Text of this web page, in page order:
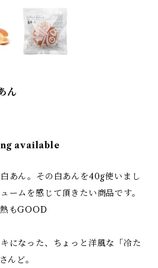
ん
available
あん。その白あんを40g使いまし
ームを感じて頂きたい商品です。
もGOOD
になった、ちょっと洋風な「冷た
んど。